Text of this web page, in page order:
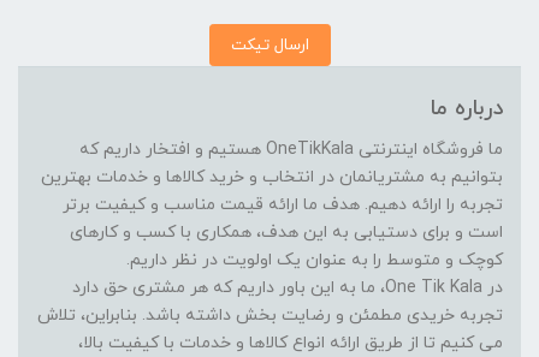
ارسال تیکت
درباره ما
ما فروشگاه اینترنتی OneTikKala هستیم و افتخار داریم که
بتوانیم به مشتریانمان در انتخاب و خرید کالاها و خدمات بهترین
تجربه را ارائه دهیم. هدف ما ارائه قیمت مناسب و کیفیت برتر
است و برای دستیابی به این هدف، همکاری با کسب و کارهای
کوچک و متوسط را به عنوان یک اولویت در نظر داریم.
در One Tik Kala، ما به این باور داریم که هر مشتری حق دارد
تجربه خریدی مطمئن و رضایت بخش داشته باشد. بنابراین، تلاش
می کنیم تا از طریق ارائه انواع کالاها و خدمات با کیفیت بالا،